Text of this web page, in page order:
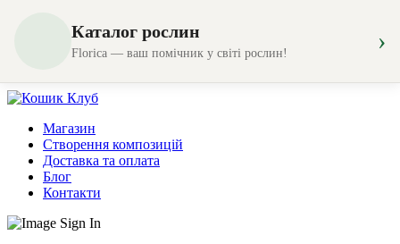
Магазин
Створення композицій
Доставка та оплата
Блог
Контакти
Каталог рослин
Florica — ваш помічник у світі рослин! ›